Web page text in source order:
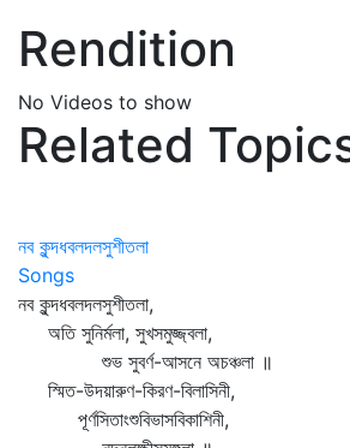
Rendition
No Videos to show
Related
নব কুন্দধবলদলসুশীতলা
Songs
নব কুন্দধবলদলসুশীতলা,
অতি সুনির্মলা, সুখসমুজ্জ্বলা,
শুভ সুবর্ণ-আসনে অচঞ্চলা ॥
স্মিত-উদয়ারুণ-কিরণ-বিলাসিনী,
পূর্ণসিতাংশুবিভাসবিকাশিনী,